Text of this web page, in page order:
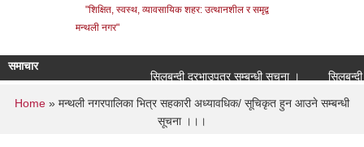
"शिक्षित, स्वस्थ, व्यावसायिक शहर: उत्थानशील र समृद्व
मन्थली नगर"
समाचार
सिलबन्दी दरभाउपत्र सम्बन्धी सूचना ।
सिलबन्दी
You are here
Home » मन्थली नगरपालिका भित्र सहकारी अध्यावधिक/ सूचिकृत हुन आउने सम्बन्धी
सूचना ।।।